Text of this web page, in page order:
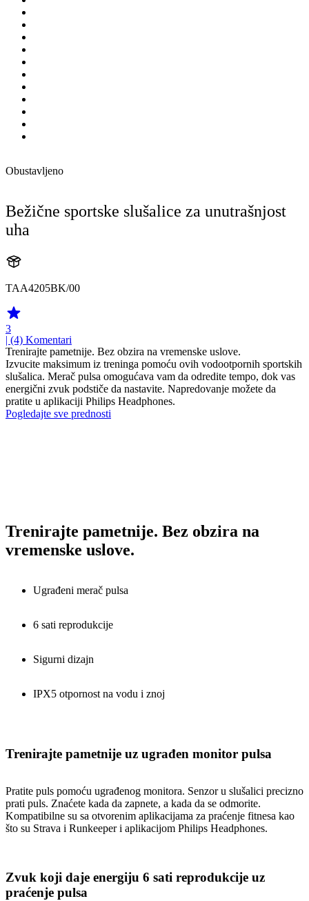
Obustavljeno
Bežične sportske slušalice za unutrašnjost
uha
TAA4205BK/00
3
| (4) Komentari
Trenirajte pametnije. Bez obzira na vremenske uslove.
Izvucite maksimum iz treninga pomoću ovih vodootpornih sportskih
slušalica. Merač pulsa omogućava vam da odredite tempo, dok vas
energični zvuk podstiče da nastavite. Napredovanje možete da
pratite u aplikaciji Philips Headphones.
Pogledajte sve prednosti
Trenirajte pametnije. Bez obzira na
vremenske uslove.
Ugrađeni merač pulsa
6 sati reprodukcije
Sigurni dizajn
IPX5 otpornost na vodu i znoj
Trenirajte pametnije uz ugrađen monitor pulsa
Pratite puls pomoću ugrađenog monitora. Senzor u slušalici precizno
prati puls. Znaćete kada da zapnete, a kada da se odmorite.
Kompatibilne su sa otvorenim aplikacijama za praćenje fitnesa kao
što su Strava i Runkeeper i aplikacijom Philips Headphones.
Zvuk koji daje energiju 6 sati reprodukcije uz
praćenje pulsa